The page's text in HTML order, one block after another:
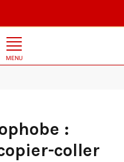
MENU
: Macron fait du copier-coller
:
coller